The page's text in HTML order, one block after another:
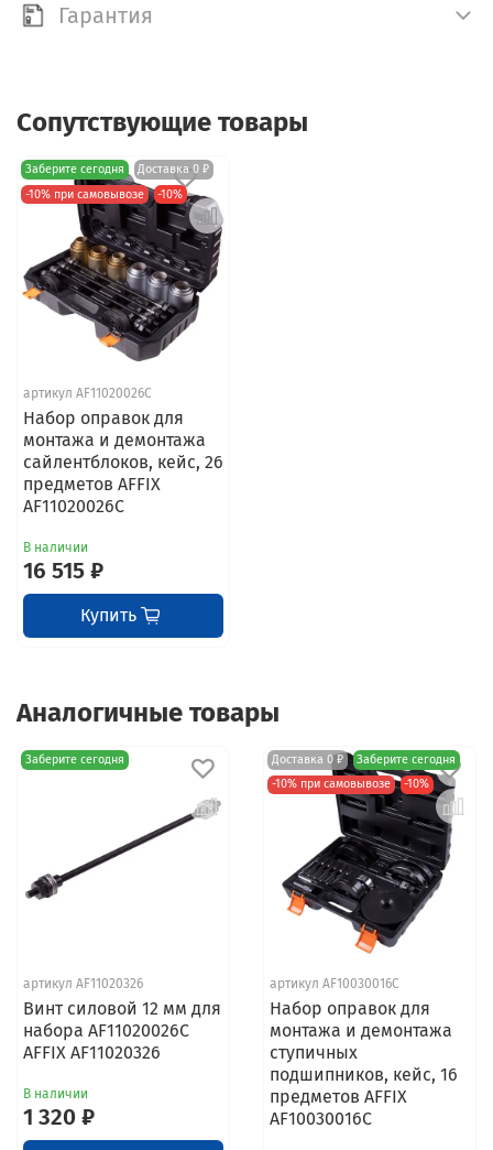
Гарантия
Сопутствующие товары
Заберите сегодня
Доставка 0 ₽
-10% при самовывозе
-10%
артикул AF11020026C
Набор оправок для
монтажа и демонтажа
сайлентблоков, кейс, 26
предметов AFFIX
AF11020026C
В наличии
16 515 ₽
Купить
Аналогичные товары
Заберите сегодня
артикул AF11020326
Винт силовой 12 мм для
набора AF11020026C
AFFIX AF11020326
В наличии
1 320 ₽
Доставка 0 ₽
Заберите сегодня
-10% при самовывозе
-10%
артикул AF10030016C
Набор оправок для
монтажа и демонтажа
ступичных
подшипников, кейс, 16
предметов AFFIX
AF10030016C